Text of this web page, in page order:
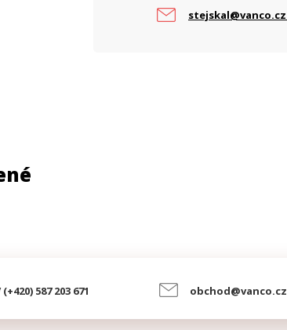
PARAMETRY POE
stejskal@vanco.cz
587 203 671 obchod@vanco.cz